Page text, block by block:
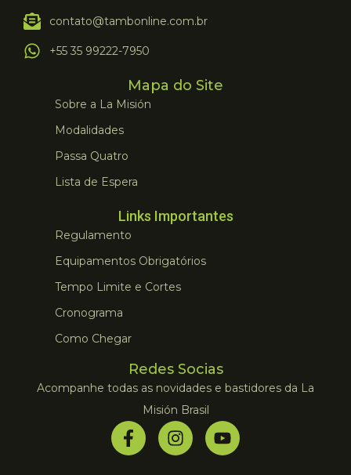
contato@tambonline.com.br
+55 35 99222-7950
Mapa do Site
Sobre a La Misión
Modalidades
Passa Quatro
Lista de Espera
Links Importantes
Regulamento
Equipamentos Obrigatórios
Tempo Limite e Cortes
Cronograma
Como Chegar
Redes Socias
Acompanhe todas as novidades e bastidores da La
Misión Brasil